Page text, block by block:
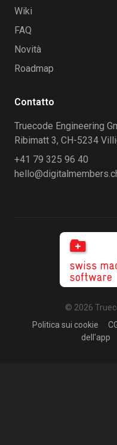
Wiki
FAQ
Novità
Roadmap
Contatto
Truecode Engineering
Ribimatt 3, CH-5234
+41 79 325 96 40
© 2026
Politica sui cookie
dell'app